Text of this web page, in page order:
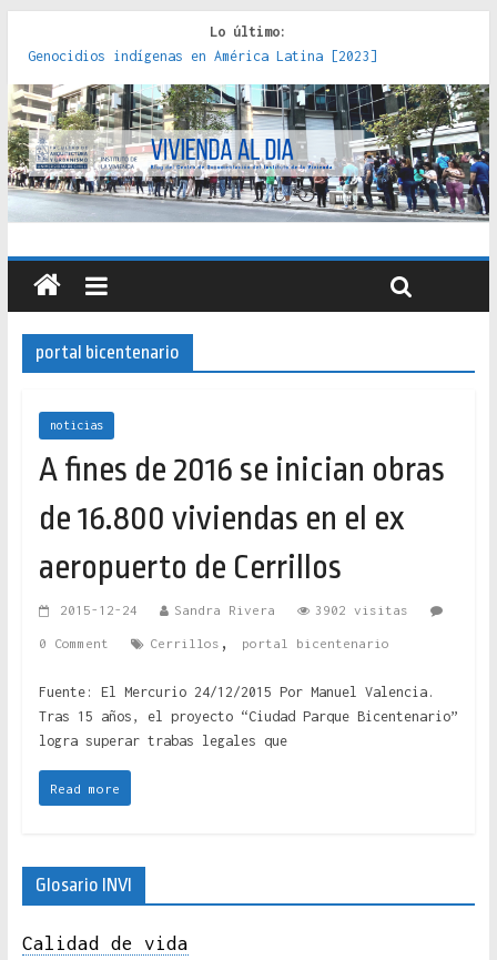
Lo último:
Genocidios indígenas en América Latina [2023]
Estudios sobre la espacialización de los Estados :
políticas, prácticas y representaciones [2022]
Donde el pedernal choca con el acero : hacia una teoría
crítica de las fronteras latinoamericanas [2020]
Criterios técnicos para una vivienda adecuada [2019]
Red de consultorios de la Caja del Seguro Obrero en
Santiago : un patrimonio emblemático [2014]
portal bicentenario
noticias
A fines de 2016 se inician obras
de 16.800 viviendas en el ex
aeropuerto de Cerrillos
2015-12-24 Sandra Rivera 3902 visitas
0 Comment Cerrillos , portal bicentenario
Fuente: El Mercurio 24/12/2015 Por Manuel Valencia.
Tras 15 años, el proyecto “Ciudad Parque Bicentenario”
logra superar trabas legales que
Read more
Glosario INVI
Calidad de vida